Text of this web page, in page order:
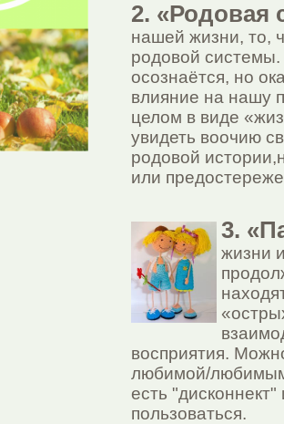
2. «Родовая
нашей жизни, то,
родовой системы.
осознаётся, но
влияние на нашу
целом в виде
увидеть воочию
родовой
или
3.
жизни
восприятия.
любимой/любимым
есть
пользоваться.